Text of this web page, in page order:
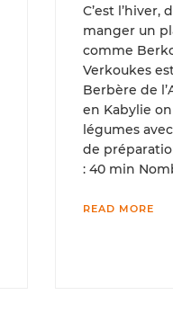
C’est l’hiver,
manger un
comme
Verkoukes
Berbère de
en Kabylie
légumes
de
: 40 min
READ MORE